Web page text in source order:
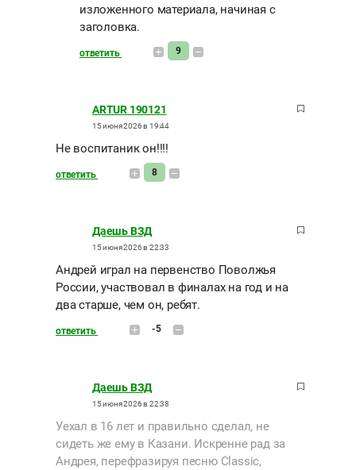
изложенного материала, начиная с
заголовка.
ответить 9
ARTUR 190121
15 июня 2026 в 19:44
Не воспитаник он!!!!
ответить 8
Даешь ВЗД
15 июня 2026 в 22:33
Андрей играл на первенство Поволжья
России, участвовал в финалах на год и на
два старше, чем он, ребят.
ответить -5
Даешь ВЗД
15 июня 2026 в 22:38
Уехал в 16 лет и правильно сделал, не
сидеть же ему в Казани. Искренне рад за
Андрея, перефразируя песню Classic,